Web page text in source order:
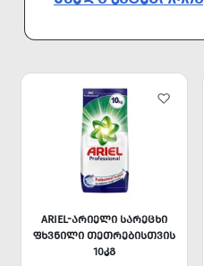
ARIEL-ᲐᲠᲘᲔᲚᲘ ᲡᲐᲠᲔᲪᲮᲘ
ᲤᲮᲕᲜᲘᲚᲘ ᲗᲔᲗᲠᲔᲑᲘᲡᲗᲕᲘᲡ
10ᲙᲒ